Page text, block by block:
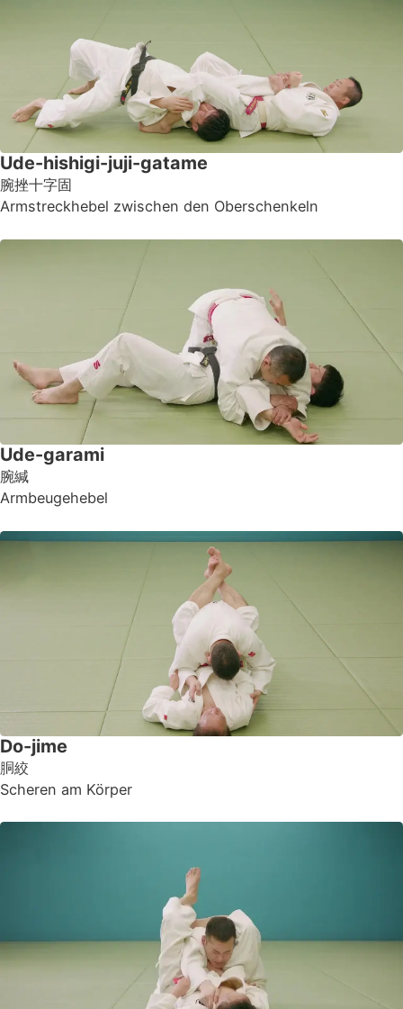
Ude-hishigi-juji-gatame
腕挫十字固
Armstreckhebel zwischen den Oberschenkeln
Ude-garami
腕緘
Armbeugehebel
Do-jime
胴絞
Scheren am Körper